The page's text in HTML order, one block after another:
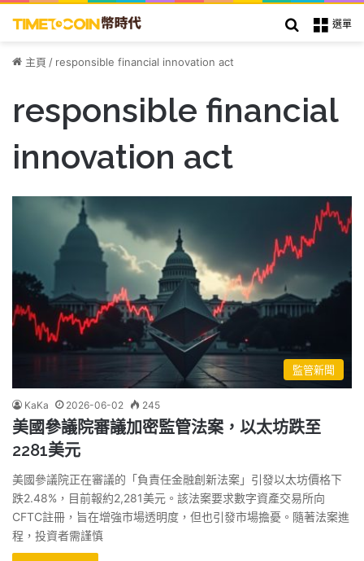
選單
搜索
主頁 / responsible financial innovation act
responsible financial
innovation act
監管新聞
KaKa 2026-06-02 245
美國參議院審議加密監管法案，以太坊跌至
2281美元
美國參議院正在審議的「負責任金融創新法案」引發以太坊價格下
跌2.48%，目前報約2,281美元。該法案要求數字資產交易所向
CFTC註冊，旨在增強市場透明度，但也引發市場擔憂。隨著法案進
程，投資者需謹慎